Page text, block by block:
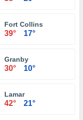
Fort Collins
39° 17°
Granby
30° 10°
Lamar
42° 21°